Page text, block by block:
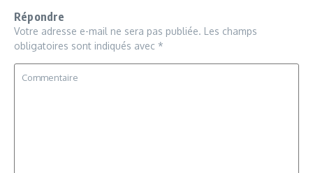
Répondre
Votre adresse e-mail ne sera pas publiée. Les champs
obligatoires sont indiqués avec *